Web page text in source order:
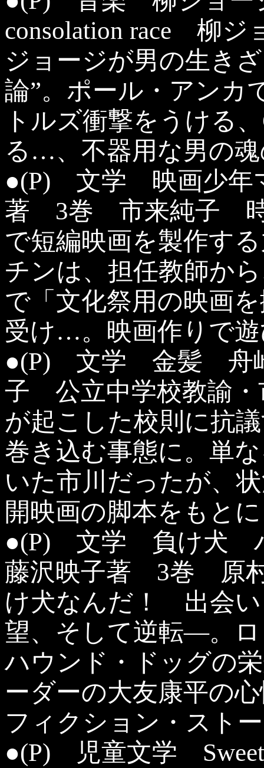
consolation race 柳
ジョージが男の生き
論”。ポール・アンカ
トルズ衝撃をうける
る…、不器用な男の
●(P) 文学 映画少年
著 3巻 市来純子 時
で短編映画を製作す
チンは、担任教師か
で「文化祭用の映画
受け…。映画作りで
●(P) 文学 金髪 舟
子 公立中学校教諭・
が起こした校則に抗
巻き込む事態に。単
いた市川だったが、
開映画の脚本をもと
●(P) 文学 負け犬
藤沢映子著 3巻 原
け犬なんだ！ 出会い
望、そして逆転―。
ハウンド・ドッグの
ーダーの大友康平の
フィクション・スト
●(P) 児童文学